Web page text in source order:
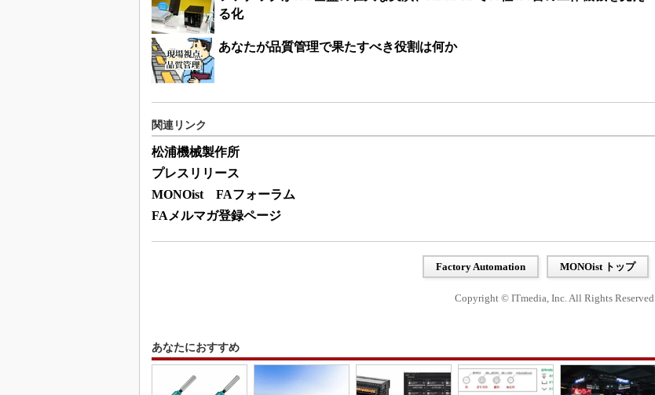
る化
あなたが品質管理で果たすべき役割は何か
関連リンク
松浦機械製作所
プレスリリース
MONOist FAフォーラム
FAメルマガ登録ページ
Factory Automation MONOist トップ
Copyright © ITmedia, Inc. All Rights Reserved.
あなたにおすすめ